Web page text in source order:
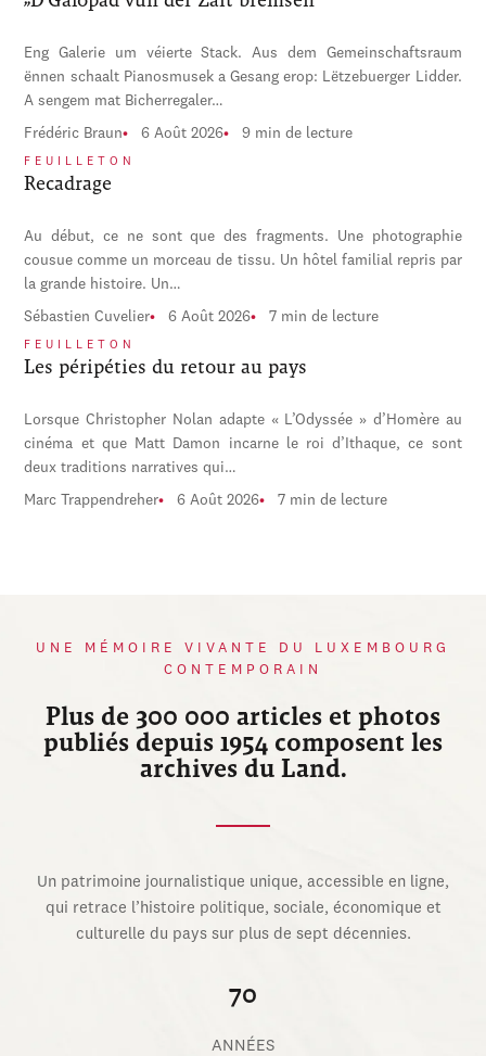
Eng Galerie um véierte Stack. Aus dem Gemeinschaftsraum
ënnen schaalt Pianosmusek a Gesang erop: Lëtzebuerger Lidder.
A sengem mat Bicherregaler…
Frédéric Braun 6 Août 2026 9 min de lecture
FEUILLETON
Recadrage
Au début, ce ne sont que des fragments. Une photographie
cousue comme un morceau de tissu. Un hôtel familial repris par
la grande histoire. Un…
Sébastien Cuvelier 6 Août 2026 7 min de lecture
FEUILLETON
Les péripéties du retour au pays
Lorsque Christopher Nolan adapte « L’Odyssée » d’Homère au
cinéma et que Matt Damon incarne le roi d’Ithaque, ce sont
deux traditions narratives qui…
Marc Trappendreher 6 Août 2026 7 min de lecture
UNE MÉMOIRE VIVANTE DU LUXEMBOURG
CONTEMPORAIN
Plus de 300 000 articles et photos
publiés depuis 1954 composent les
archives du Land.
Un patrimoine journalistique unique, accessible en ligne,
qui retrace l’histoire politique, sociale, économique et
culturelle du pays sur plus de sept décennies.
70
ANNÉES